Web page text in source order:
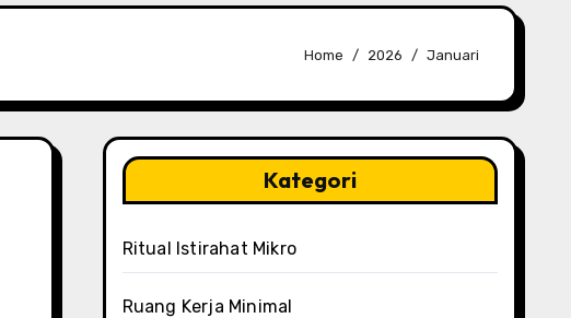
Home 2026 Januari
Kategori
Ritual Istirahat Mikro
Ruang Kerja Minimal